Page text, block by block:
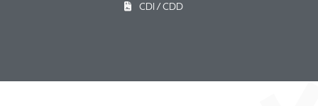
CDI / CDD